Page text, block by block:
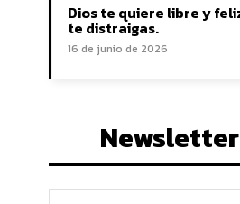
Dios te quiere libre y
te distraigas.
16 de junio de 2026
Newsletter